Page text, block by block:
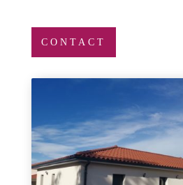
CONTACT